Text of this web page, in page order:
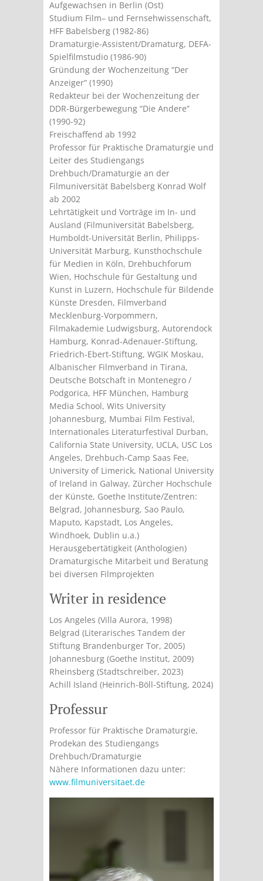
Aufgewachsen in Berlin (Ost)
Studium Film– und Fernsehwissenschaft,
HFF Babelsberg (1982-86)
Dramaturgie-Assistent/Dramaturg, DEFA-
Spielfilmstudio (1986-90)
Gründung der Wochenzeitung “Der
Anzeiger” (1990)
Redakteur bei der Wochenzeitung der
DDR-Bürgerbewegung “Die Andere”
(1990-92)
Freischaffend ab 1992
Professor für Praktische Dramaturgie und
Leiter des Studiengangs
Drehbuch/Dramaturgie an der
Filmuniversität Babelsberg Konrad Wolf
ab 2002
Lehrtätigkeit und Vorträge im In- und
Ausland (Filmuniversität Babelsberg,
Humboldt-Universität Berlin, Philipps-
Universität Marburg, Kunsthochschule
für Medien in Köln, Drehbuchforum
Wien, Hochschule für Gestaltung und
Kunst in Luzern, Hochschule für Bildende
Künste Dresden, Filmverband
Mecklenburg-Vorpommern,
Filmakademie Ludwigsburg, Autorendock
Hamburg, Konrad-Adenauer-Stiftung,
Friedrich-Ebert-Stiftung, WGIK Moskau,
Albanischer Filmverband in Tirana,
Deutsche Botschaft in Montenegro /
Podgorica, HFF München, Hamburg
Media School, Wits University
Johannesburg, Mumbai Film Festival,
Internationales Literaturfestival Durban,
California State University, UCLA, USC Los
Angeles, Drehbuch-Camp Saas Fee,
University of Limerick, National University
of Ireland in Galway, Zürcher Hochschule
der Künste, Goethe Institute/Zentren:
Belgrad, Johannesburg, Sao Paulo,
Maputo, Kapstadt, Los Angeles,
Windhoek, Dublin u.a.)
Herausgebertätigkeit (Anthologien)
Dramaturgische Mitarbeit und Beratung
bei diversen Filmprojekten
Writer in residence
Los Angeles (Villa Aurora, 1998)
Belgrad (Literarisches Tandem der
Stiftung Brandenburger Tor, 2005)
Johannesburg (Goethe Institut, 2009)
Rheinsberg (Stadtschreiber, 2023)
Achill Island (Heinrich-Böll-Stiftung, 2024)
Professur
Professor für Praktische Dramaturgie,
Prodekan des Studiengangs
Drehbuch/Dramaturgie
Nähere Informationen dazu unter:
www.filmuniversitaet.de